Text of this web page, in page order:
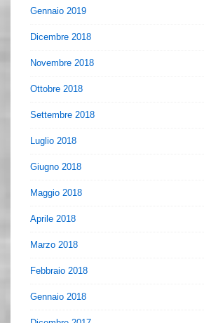
Gennaio 2019
Dicembre 2018
Novembre 2018
Ottobre 2018
Settembre 2018
Luglio 2018
Giugno 2018
Maggio 2018
Aprile 2018
Marzo 2018
Febbraio 2018
Gennaio 2018